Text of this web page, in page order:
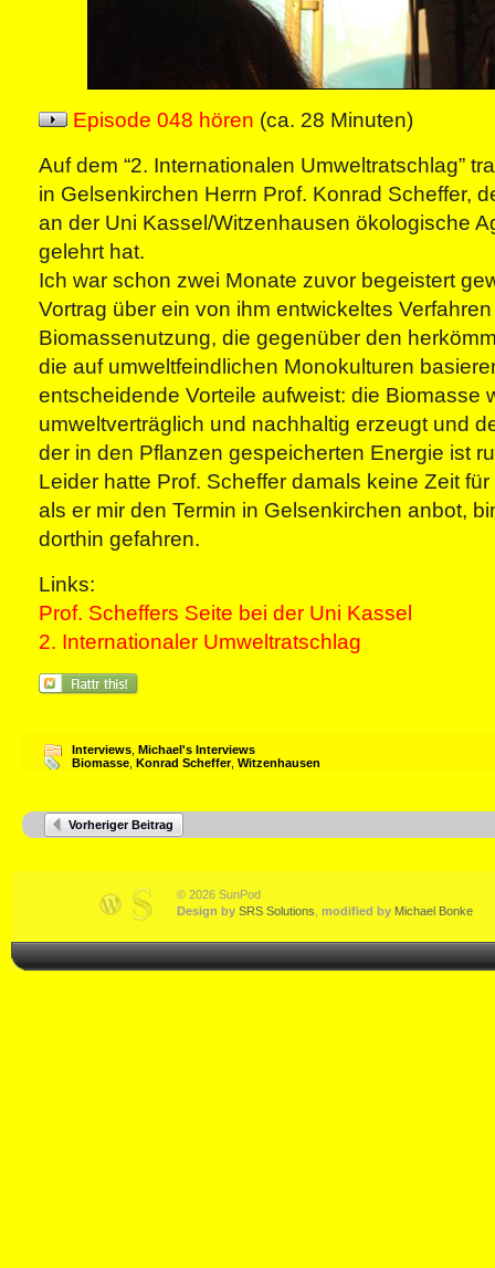
Episode 048 hören (ca. 28 Minuten)
Auf dem “2. Internationalen Umweltratschlag”
in Gelsenkirchen Herrn Prof. Konrad Scheffer,
an der Uni Kassel/Witzenhausen ökologische
gelehrt hat.
Ich war schon zwei Monate zuvor begeistert
Vortrag über ein von ihm entwickeltes
Biomassenutzung, die gegenüber den
die auf umweltfeindlichen Monokulturen
entscheidende Vorteile aufweist: die Biomasse
umweltverträglich und nachhaltig erzeugt und
der in den Pflanzen gespeicherten Energie ist
Leider hatte Prof. Scheffer damals keine Zeit
als er mir den Termin in Gelsenkirchen anbot,
dorthin gefahren.
Links:
Prof. Scheffers Seite bei der Uni Kassel
2. Internationaler Umweltratschlag
Interviews Michael's Interviews
Biomasse Konrad Scheffer, Witzenhausen
Vorheriger Beitrag
© 2026 SunPod
Design by SRS Solutions modified by Michael Bonke